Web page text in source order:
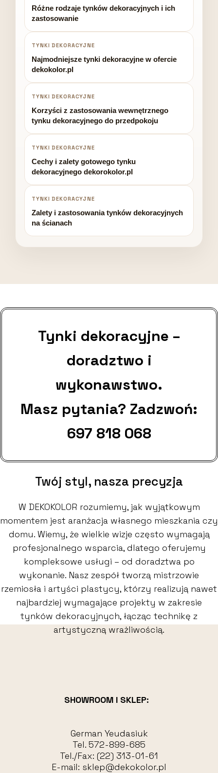
Różne rodzaje tynków dekoracyjnych i ich
zastosowanie
TYNKI DEKORACYJNE
Najmodniejsze tynki dekoracyjne w ofercie
dekokolor.pl
TYNKI DEKORACYJNE
Korzyści z zastosowania wewnętrznego
tynku dekoracyjnego do przedpokoju
TYNKI DEKORACYJNE
Cechy i zalety gotowego tynku
dekoracyjnego dekorokolor.pl
TYNKI DEKORACYJNE
Zalety i zastosowania tynków dekoracyjnych
na ścianach
Tynki dekoracyjne –
doradztwo i
wykonawstwo.
Masz pytania? Zadzwoń:
697 818 068
Twój styl, nasza precyzja
W DEKOKOLOR rozumiemy, jak wyjątkowym
momentem jest aranżacja własnego mieszkania czy
domu. Wiemy, że wielkie wizje często wymagają
profesjonalnego wsparcia, dlatego oferujemy
kompleksowe usługi – od doradztwa po
wykonanie. Nasz zespół tworzą mistrzowie
rzemiosła i artyści plastycy, którzy realizują nawet
najbardziej wymagające projekty w zakresie
tynków dekoracyjnych, łącząc technikę z
artystyczną wrażliwością.
SHOWROOM I SKLEP:
German Yeudasiuk
Tel. 572-899-685
Tel./Fax: (22) 313-01-61
E-mail: sklep@dekokolor.pl